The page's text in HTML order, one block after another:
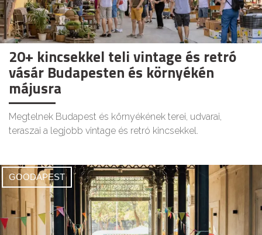
20+ kincsekkel teli vintage és retró
vásár Budapesten és környékén
májusra
Megtelnek Budapest és környékének terei, udvarai,
teraszai a legjobb vintage és retró kincsekkel.
GOODAPEST